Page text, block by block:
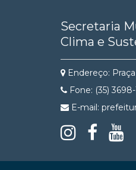
Secretaria
Clima e
Endereço:
Fone: (35)
E-mail: